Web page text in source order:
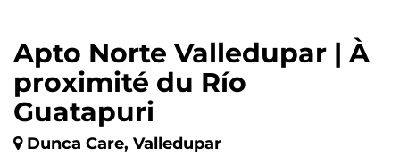
Apto Norte Valledupar | À
proximité du Río
Guatapuri
Dunca Care, Valledupar